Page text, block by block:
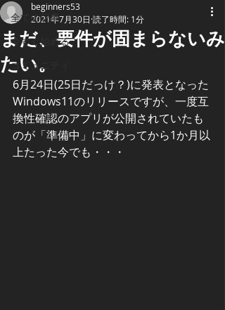
全ての記事
今すぐ始める
コミュニティ
まだ、要件が固まらないみ
たい。
beginners53
2021年7月30日 読了時間: 1分
6月24日(25日だっけ？)に発表となった
Windows11のリリースですが、一度互
換性確認のアプリが公開されていたも
のが「準備中」に変わってから1か月以
上たった今でも・・・